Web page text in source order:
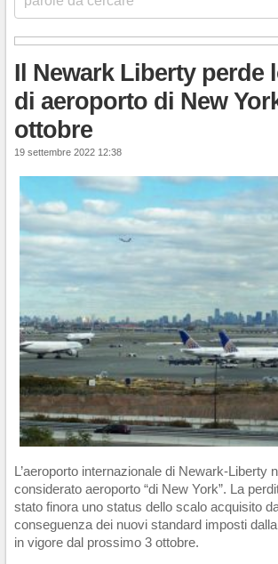
Il Newark Liberty perde
di aeroporto di New
ottobre
19 settembre 2022 12:38
L’aeroporto internazionale di Newark-Liberty
considerato aeroporto “di New York”. La
stato finora uno status dello scalo acquisito
conseguenza dei nuovi standard imposti
in vigore dal prossimo 3 ottobre.